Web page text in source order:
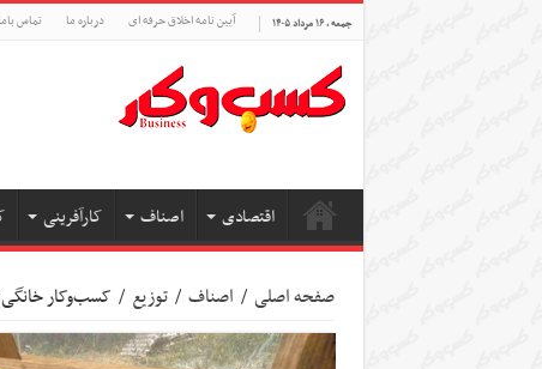
جمعه , ۱۶ مرداد ۱۴۰۵ آیین نامه اخلاق حرفه ای درباره ما تماس
اقتصادی اصناف کارآفرینی
صفحه اصلی / اصناف / توزیع / کسب‌وکار